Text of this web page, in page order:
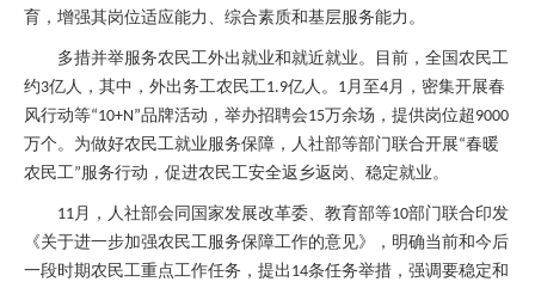
育，增强其岗位适应能力、综合素质和基层服务能力。
多措并举服务农民工外出就业和就近就业。目前，全国农民工
约3亿人，其中，外出务工农民工1.9亿人。 1月至4月，密集开展春
风行动等“10+N”品牌活动，举办招聘会15万余场，提供岗位超 9000
万个。为做好农民工就业服务保障，人社部等部门联合开展“春暖
农民工”服务行动，促进农民工安全返乡返岗、稳定就业。
11月，人社部会同国家发展改革委、教育部等10部门联合印发
《关于进一步加强农民工服务保障工作的意见》，明确当前和今后
一段时期农民工重点工作任务，提出 14条任务举措，强调要稳定和